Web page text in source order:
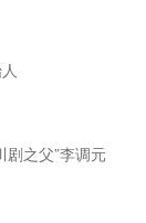
剧之父”李调元